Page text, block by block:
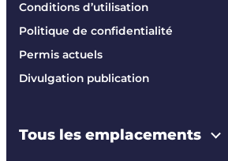
Conditions d’utilisation
Politique de confidentialité
Permis actuels
Divulgation publication
Tous les emplacements